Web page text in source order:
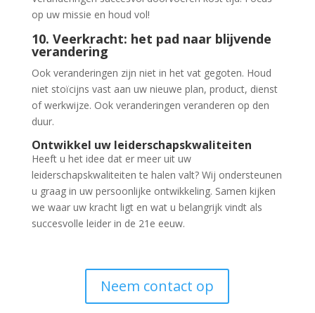
op uw missie en houd vol!
10. Veerkracht: het pad naar blijvende
verandering
Ook veranderingen zijn niet in het vat gegoten. Houd
niet stoïcijns vast aan uw nieuwe plan, product, dienst
of werkwijze. Ook veranderingen veranderen op den
duur.
Ontwikkel uw leiderschapskwaliteiten
Heeft u het idee dat er meer uit uw
leiderschapskwaliteiten te halen valt? Wij ondersteunen
u graag in uw persoonlijke ontwikkeling. Samen kijken
we waar uw kracht ligt en wat u belangrijk vindt als
succesvolle leider in de 21e eeuw.
Neem contact op